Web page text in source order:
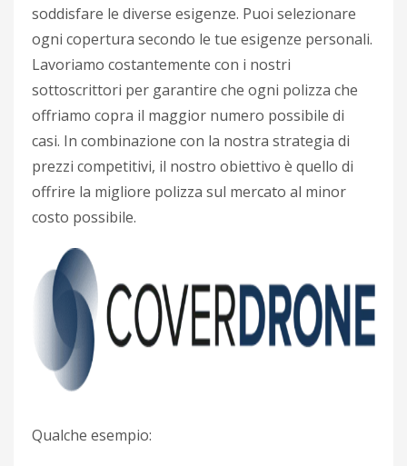
soddisfare le diverse esigenze. Puoi selezionare
ogni copertura secondo le tue esigenze personali.
Lavoriamo costantemente con i nostri
sottoscrittori per garantire che ogni polizza che
offriamo copra il maggior numero possibile di
casi. In combinazione con la nostra strategia di
prezzi competitivi, il nostro obiettivo è quello di
offrire la migliore polizza sul mercato al minor
costo possibile.
Qualche esempio: